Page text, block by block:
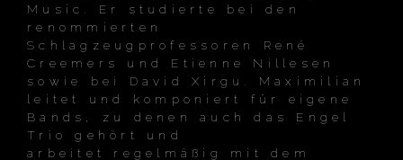
Music. Er studierte bei den
renommierten
Schlagzeugprofessoren René
Creemers und Etienne Nillesen
sowie bei David Xirgu. Maximilian
leitet und komponiert für eigene
Bands, zu denen auch das Engel
Trio gehört und
arbeitet regelmäßig mit dem